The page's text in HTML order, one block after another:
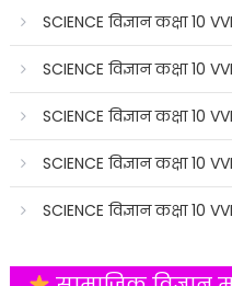
SCIENCE विज्ञान कक्षा 10
SCIENCE विज्ञान कक्षा 10
SCIENCE विज्ञान कक्षा 10
SCIENCE विज्ञान कक्षा 10
SCIENCE विज्ञान कक्षा 10